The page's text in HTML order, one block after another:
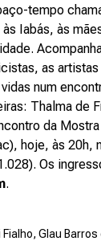
tempo
Iabás, às
as artistas
num
Thalma de
da
hoje, às 20h,
Os
.
Glau Barros